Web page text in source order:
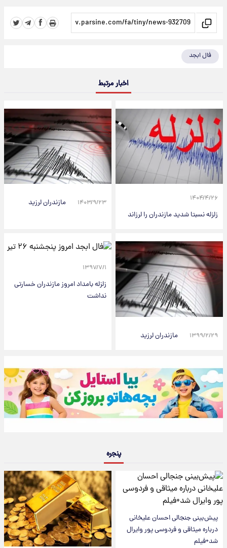
فال ابجد
اخبار مرتبط
۱۴۰۴/۴/۲۶
زلزله نسبتا شدید مازندران را لرزاند
۱۴۰۳/۹/۲۳ مازندران لرزید
۱۳۹۹/۲/۲۹ مازندران لرزید
۱۳۹۷/۷/۱
زلزله بامداد امروز مازندران خسارتی
نداشت
پنجره
پیش‌بینی جنجالی احسان علیخانی
درباره میثاقی و فردوسی پور وایرال
شد+فیلم